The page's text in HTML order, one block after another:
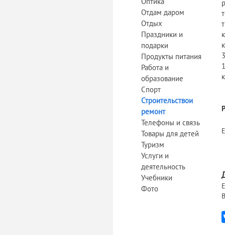
Отдам даром
Отдых
Праздники и
подарки
Продукты питания
Работа и
образование
Спорт
Строительствои
ремонт
Телефоны и связь
Товары для детей
Туризм
Услуги и
деятельность
Учебники
Фото